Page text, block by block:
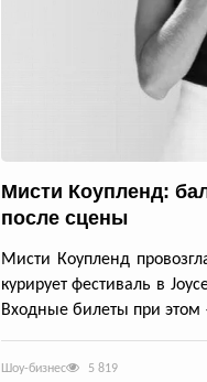
Мисти Коупленд:
после сцены
Мисти Коупленд
курирует фестиваль в
Входные билеты при
Шоу-бизнес 5 819